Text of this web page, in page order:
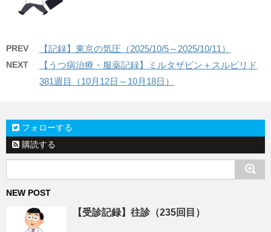
PREV 【記録】東京の気圧（2025/10/5～2025/10/11）
NEXT
【うつ病治療・服薬記録】ミルタザピン＋スルピリド
381週目（10月12日～10月18日）
フォローする
購読する
NEW POST
【受診記録】往診（235回目）